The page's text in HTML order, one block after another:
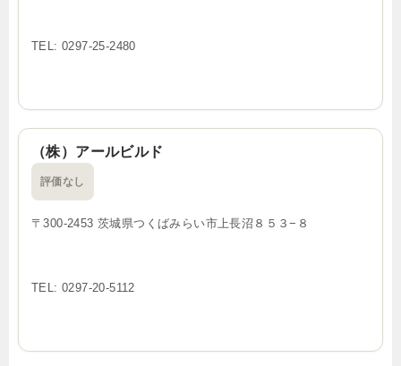
TEL: 0297-25-2480
（株）アールビルド
評価なし
〒300-2453 茨城県つくばみらい市上長沼８５３−８
TEL: 0297-20-5112